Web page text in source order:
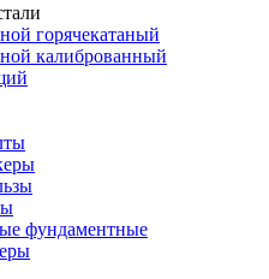
горячекатаный
калиброванный
фундаментные